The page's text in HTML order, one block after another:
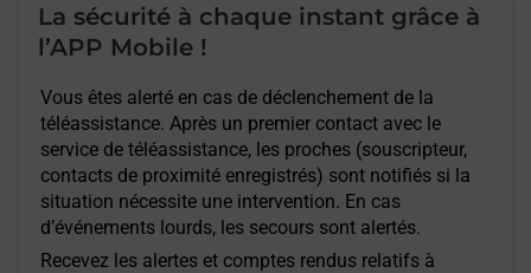
La sécurité à chaque instant grâce à
l’APP Mobile !
Vous êtes alerté en cas de déclenchement de la
téléassistance. Après un premier contact avec le
service de téléassistance, les proches (souscripteur,
contacts de proximité enregistrés) sont notifiés si la
situation nécessite une intervention. En cas
d’événements lourds, les secours sont alertés.
Recevez les alertes et comptes rendus relatifs à